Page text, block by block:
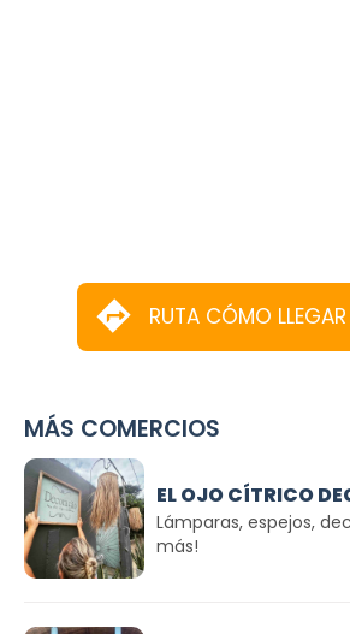
RUTA CÓMO LLEGAR
MÁS COMERCIOS
EL OJO CÍTRICO
Lámparas, espejos,
más!